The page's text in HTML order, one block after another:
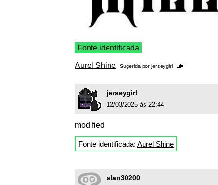
Fonte identificada
Aurel Shine Sugerida por jerseygirl
jerseygirl
12/03/2025 às 22:44
modified
Fonte identificada: Aurel Shine
alan30200